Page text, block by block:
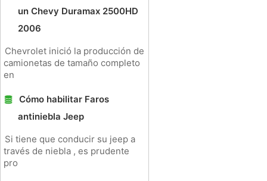
un Chevy Duramax 2500HD
2006
Chevrolet inició la producción de
camionetas de tamaño completo
en
Cómo habilitar Faros
antiniebla Jeep
Si tiene que conducir su jeep a
través de niebla , es prudente
pro